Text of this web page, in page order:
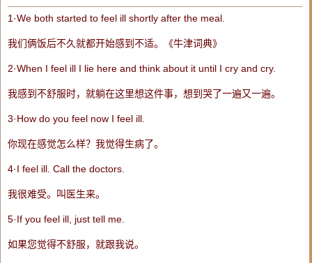
1·We both started to feel ill shortly after the meal.
我们俩饭后不久就都开始感到不适。《牛津词典》
2·When I feel ill I lie here and think about it until I cry and cry.
我感到不舒服时，就躺在这里想这件事，想到哭了一遍又一遍。
3·How do you feel now I feel ill
你现在感觉怎么样？我觉得生病了。
4·I feel ill . Call the doctors.
我很难受。叫医生来。
5·If you feel ill , just tell me.
如果您觉得不舒服，就跟我说。